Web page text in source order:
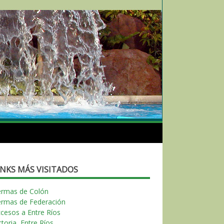
MÁS VISITADOS
de Colón
de Federación
a Entre Ríos